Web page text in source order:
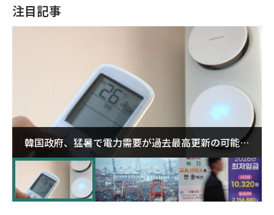
注目記事
韓国政府、猛暑で電力需要が過去最高更新の可能性
に需給対応体制を点検